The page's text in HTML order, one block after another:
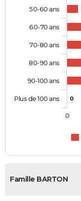
0
50-60 ans
60-70 ans
70-80 ans
80-90 ans
90-100 ans
Plus de 100 ans
0
Famille BARTON